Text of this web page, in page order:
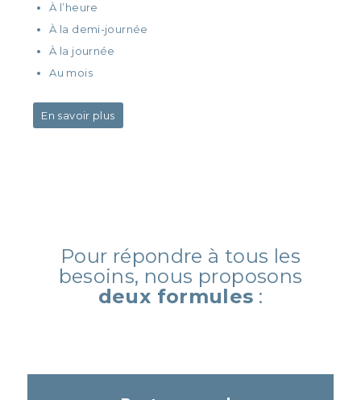
À l’heure
À la demi-journée
À la journée
Au mois
En savoir plus
Pour répondre à tous les
besoins, nous proposons
deux formules :